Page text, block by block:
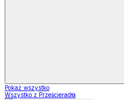
Pokaż wszystko
Wszystko z Prześcieradła